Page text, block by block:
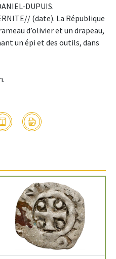
DUPUIS.
(date). La République
d’olivier et un drapeau,
un épi et des outils, dans